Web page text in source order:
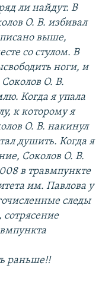
ли найдут. В
О. В. избивал
выше,
со стулом. В
ноги, и
О. В.
Когда я упала
к которому я
О. В. накинул
душить. Когда я
Соколов О. В.
в травмпункте
им. Павлова у
следы
сотрясение
раньше!!